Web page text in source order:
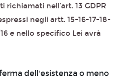
nell’art. 13 GDPR
negli artt. 15-16-17-18-
e nello specifico Lei avrà
dell'esistenza o meno